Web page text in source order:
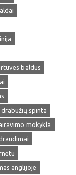
baldus
drabužių spinta
mokykla
anglijoje